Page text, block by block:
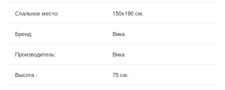
Спальное место: 150х190 см.
Бренд: Вика
Производитель: Вика
Высота : 75 см.